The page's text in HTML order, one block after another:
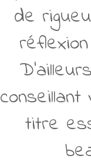
de
titre